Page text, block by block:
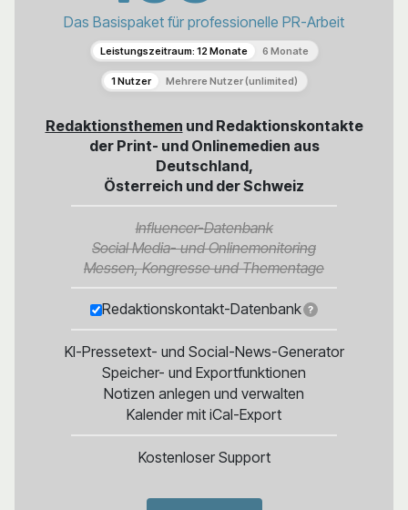
Das Basispaket für professionelle PR-Arbeit
Leistungszeitraum: 12 Monate 6 Monate
1 Nutzer Mehrere Nutzer (unlimited)
Redaktionsthemen und Redaktionskontakte
der Print- und Onlinemedien aus
Deutschland,
Österreich und der Schweiz
Influencer-Datenbank
Social Media- und Onlinemonitoring
Messen, Kongresse und Thementage
Redaktionskontakt-Datenbank ?
KI-Pressetext- und Social-News-Generator
Speicher- und Exportfunktionen
Notizen anlegen und verwalten
Kalender mit iCal-Export
Kostenloser Support